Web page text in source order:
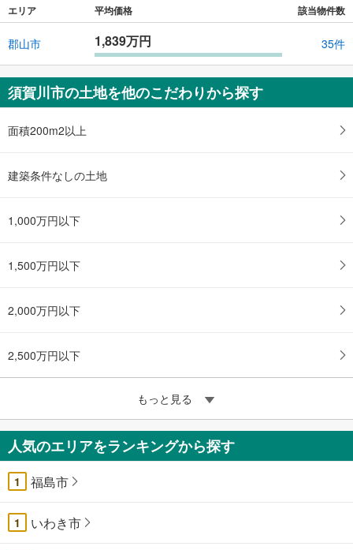
エリア 平均価格 該当物件数
郡山市 1,839万円 35件
須賀川市の土地を他のこだわりから探す
面積200m2以上
建築条件なしの土地
1,000万円以下
1,500万円以下
2,000万円以下
2,500万円以下
もっと見る
人気のエリアをランキングから探す
1 福島市
1 いわき市